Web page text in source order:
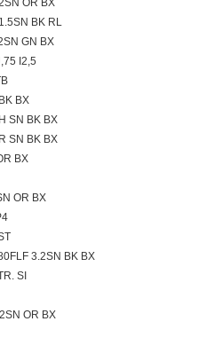
OR BX
BK RL
GN BX
I2,5
BX
SN BK BX
SN BK BX
BX
OR BX
3.2SN BK BX
SI
OR BX